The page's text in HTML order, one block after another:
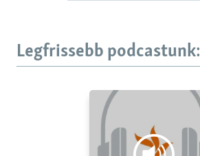
Legfrissebb podcastunk: